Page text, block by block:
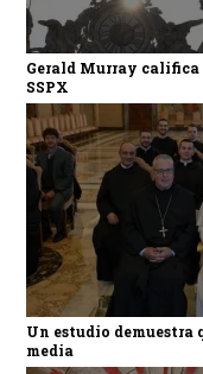
Gerald Murray califica
SSPX
Un estudio demuestra
media